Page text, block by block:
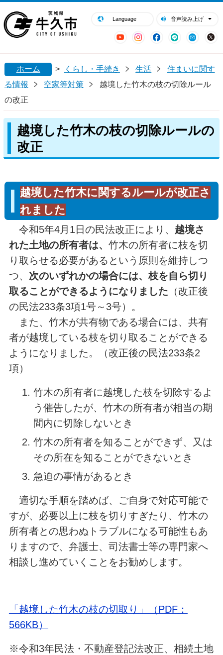
Language 音声読み上げ
YouTubeInstagram
Facebook
LINE Mail
閉じる
ホーム > くらし・手続き 生活
住まいに関す
る情報
空家等対策
越境した竹木の枝の切除ルール
の改正
越境した竹木の枝の切除ルールの
改正
越境した竹木に関するルールが改正さ
れました
令和5年4月1日の民法改正により、 越境さ
れた土地の所有者は、 竹木の所有者に枝を切
り取らせる必要があるという原則を維持しつ
つ、 次のいずれかの場合には、枝を自ら切り
取ることができるようになりました （改正後
の民法233条3項1号～3号）。
また、竹木が共有物である場合には、共有
者が越境している枝を切り取ることができる
ようになりました。（改正後の民法233条2
項）
⽵⽊の所有者に越境した枝を切除するよ
う催告したが、⽵⽊の所有者が相当の期
間内に切除しないとき
⽵⽊の所有者を知ることができず、又は
その所在を知ることができないとき
急迫の事情があるとき
適切な手順を踏めば、ご自身で対応可能で
すが、必要以上に枝を切りすぎたり、竹木の
所有者との思わぬトラブルになる可能性もあ
りますので、弁護士、司法書士等の専門家へ
相談し進めていくことをお勧めします。
「越境した竹木の枝の切取り」（PDF：
566KB）
※令和3年民法・不動産登記法改正、相続土地